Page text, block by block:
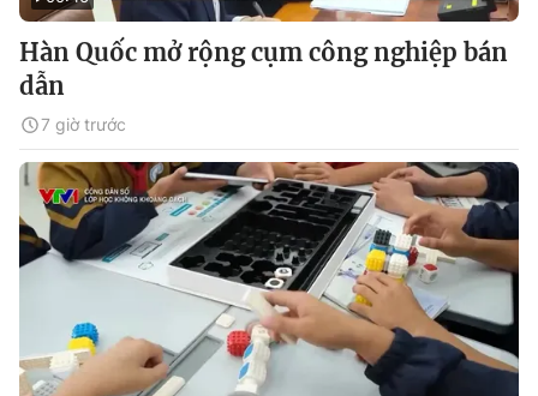
Hàn Quốc mở rộng cụm công nghiệp bán
dẫn
7 giờ trước